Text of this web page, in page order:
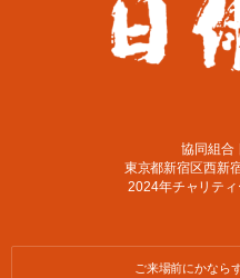
協同組合
東京都新宿区西新
2024年チャリテ
ご来場前にかなら